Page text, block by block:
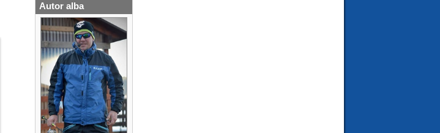
Autor alba